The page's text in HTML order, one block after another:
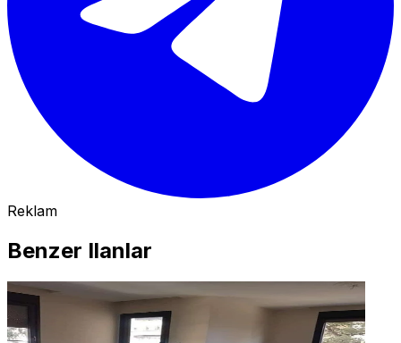
Reklam
Benzer Ilanlar